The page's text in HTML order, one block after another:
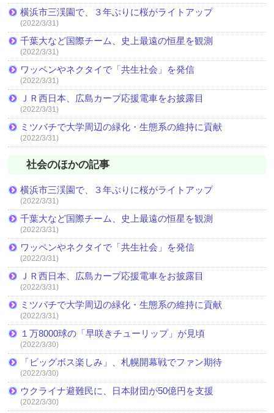
横浜市三渓園で、３年ぶりに桜がライトアップ
(2022/3/31)
千葉大など国際チーム、史上最遠の恒星を観測
(2022/3/31)
ワッペンやネクタイで「共生社会」を発信
(2022/3/31)
ＪＲ西日本、広島カープ応援電車をお披露目
(2022/3/31)
ミツバチで大学周辺の緑化・生態系の維持に貢献
(2022/3/31)
社会のほかの記事
横浜市三渓園で、３年ぶりに桜がライトアップ
(2022/3/31)
千葉大など国際チーム、史上最遠の恒星を観測
(2022/3/31)
ワッペンやネクタイで「共生社会」を発信
(2022/3/31)
ＪＲ西日本、広島カープ応援電車をお披露目
(2022/3/31)
ミツバチで大学周辺の緑化・生態系の維持に貢献
(2022/3/31)
１万8000球の「早咲きチューリップ」が見頃
(2022/3/30)
「ビッグボス楽しみ」、札幌開幕戦でファン期待
(2022/3/30)
ウクライナ避難民に、日本財団が50億円を支援
(2022/3/30)